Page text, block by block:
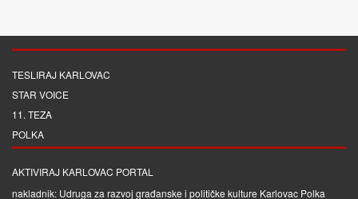
TESLIRAJ KARLOVAC
STAR VOICE
11. TEZA
POLKA
AKTIVIRAJ KARLOVAC PORTAL
nakladnik: Udruga za razvoj građanske i političke kulture Karlovac Polka